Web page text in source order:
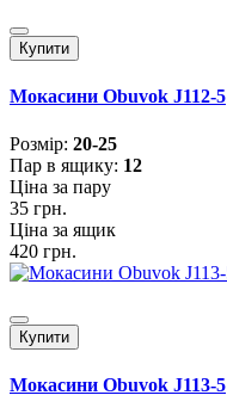
Купити
Мокасини Obuvok J112-5
Розмiр: 20-25
Пар в ящику: 12
Ціна за пару
35 грн.
Ціна за ящик
420 грн.
Купити
Мокасини Obuvok J113-5